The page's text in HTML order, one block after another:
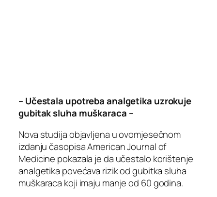
– Učestala upotreba analgetika uzrokuje
gubitak sluha muškaraca –
Nova studija objavljena u ovomjesečnom
izdanju časopisa American Journal of
Medicine pokazala je da učestalo korištenje
analgetika povećava rizik od gubitka sluha
muškaraca koji imaju manje od 60 godina.